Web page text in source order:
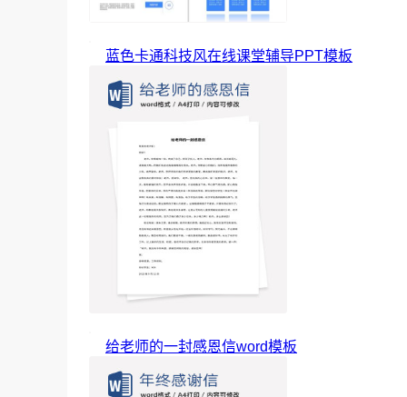
蓝色卡通科技风在线课堂辅导PPT模板
给老师的一封感恩信word模板